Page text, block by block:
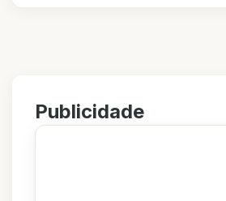
Publicidade